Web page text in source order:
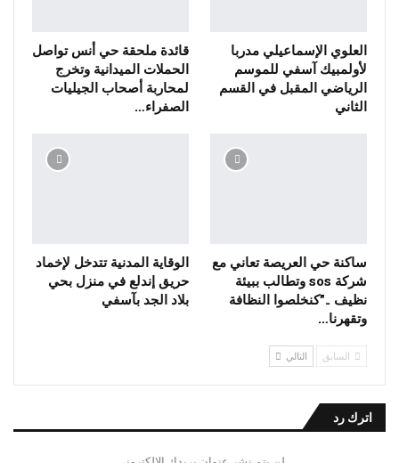
العلوي الإسماعيلي مدربا
لأولمبيك آسفي للموسم
الرياضي المقبل في القسم
الثاني
قائدة ملحقة حي أنس تواصل
الحملات الميدانية وتخرج
لمحاربة أصحاب الجيليات
الصفراء…
ساكنة حي العريصة تعاني مع
شركة sos وتطالب ببيئة
نظيف ..”كنخلصوا النظافة
وتقهرنا…
الوقاية المدنية تتدخل لإخماد
حريق إندلع في منزل بحي
بلاد الجد بآسفي
السابق التالي
اترك رد